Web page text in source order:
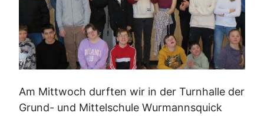
Am Mittwoch durften wir in der Turnhalle der
Grund- und Mittelschule Wurmannsquick